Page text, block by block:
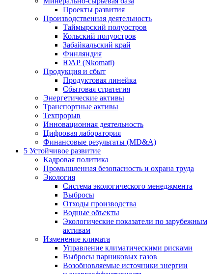
Проекты развития
Производственная деятельность
Таймырский полуостров
Кольский полуостров
Забайкальский край
Финляндия
ЮАР (Nkomati)
Продукция и сбыт
Продуктовая линейка
Сбытовая стратегия
Энергетические активы
Транспортные активы
Техпрорыв
Инновационная деятельность
Цифровая лаборатория
Финансовые результаты (MD&A)
5 Устойчивое развитие
Кадровая политика
Промышленная безопасность и охрана труда
Экология
Система экологического менеджмента
Выбросы
Отходы производства
Водные объекты
Экологические показатели по зарубежным
активам
Изменение климата
Управление климатическими рисками
Выбросы парниковых газов
Возобновляемые источники энергии